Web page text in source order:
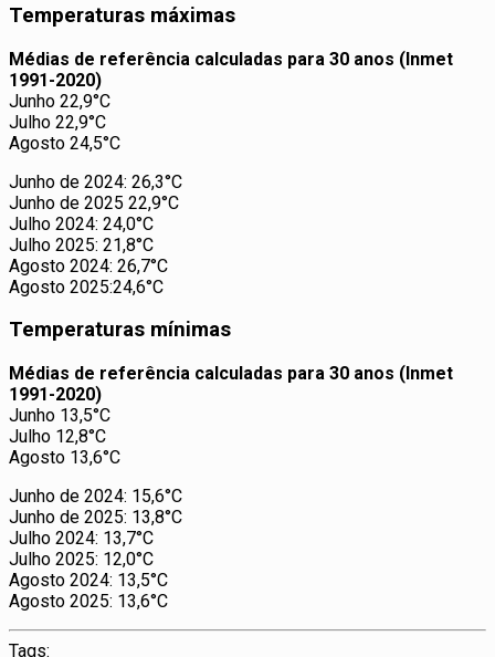
Temperaturas máximas
Médias de referência calculadas para 30 anos (Inmet
1991-2020)
Junho 22,9°C
Julho 22,9°C
Agosto 24,5°C
Junho de 2024: 26,3°C
Junho de 2025 22,9°C
Julho 2024: 24,0°C
Julho 2025: 21,8°C
Agosto 2024: 26,7°C
Agosto 2025:24,6°C
Temperaturas mínimas
Médias de referência calculadas para 30 anos (Inmet
1991-2020)
Junho 13,5°C
Julho 12,8°C
Agosto 13,6°C
Junho de 2024: 15,6°C
Junho de 2025: 13,8°C
Julho 2024: 13,7°C
Julho 2025: 12,0°C
Agosto 2024: 13,5°C
Agosto 2025: 13,6°C
Tags: